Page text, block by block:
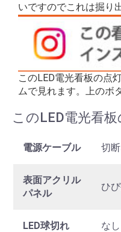
いですのでこれは掘り
このLED電光看板の点
ムで見れます。上のボ
このLED電光看
電源ケーブル 切
表面アクリル
パネル
ひ
LED球切れ なし